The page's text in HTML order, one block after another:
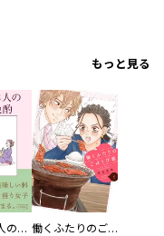
もっと見る
働き女子3人のおうち晩酌 働くふたりのごほうび飯